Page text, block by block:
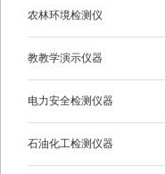
农林环境检测仪
教教学演示仪器
电力安全检测仪器
石油化工检测仪器